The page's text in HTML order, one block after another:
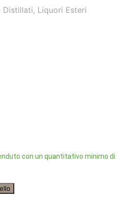
Distillati, Liquori Esteri
con un quantitativo minimo di